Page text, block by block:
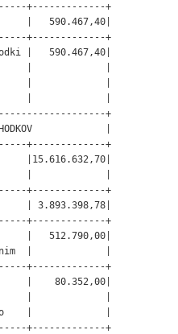
+-------------+
|   590.467,40|
+-------------+
|   590.467,40|
|             |
|             |
|             |
+
|
+-------------+
|15.616.632,70|
|             |
+-------------+
| 3.893.398,78|
+-------------+
|   512.790,00|
|             |
+-------------+
|    80.352,00|
|             |
|             |
+-------------+